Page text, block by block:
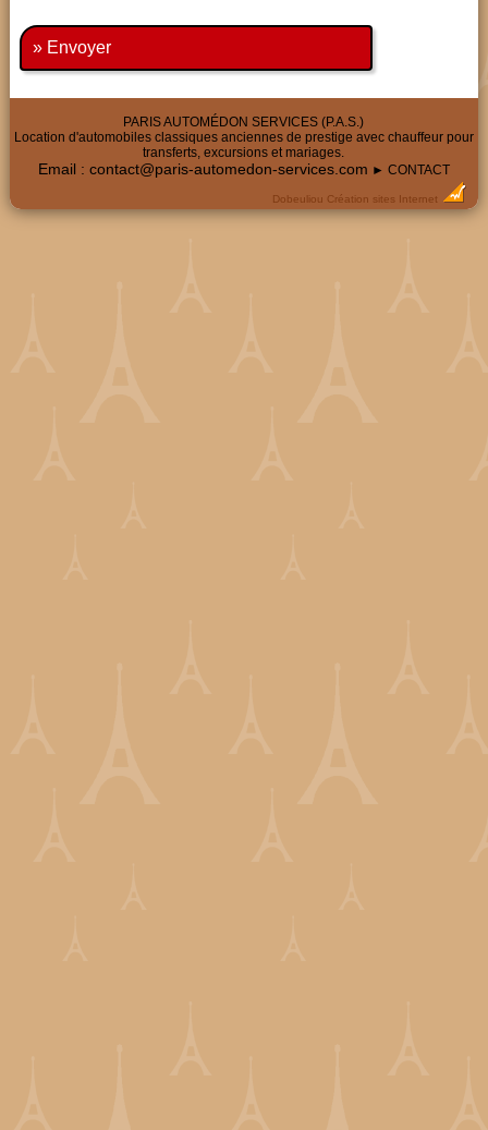
» Envoyer
PARIS AUTOMÉDON SERVICES (P.A.S.)
Location d'automobiles classiques anciennes de prestige avec chauffeur pour
transferts, excursions et mariages.
Email : contact@paris-automedon-services.com ► CONTACT
Dobeuliou Création sites Internet